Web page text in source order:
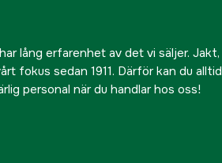
lång erfarenhet av det vi säljer. Jakt,
fokus sedan 1911. Därför kan du alltid
personal när du handlar hos oss!